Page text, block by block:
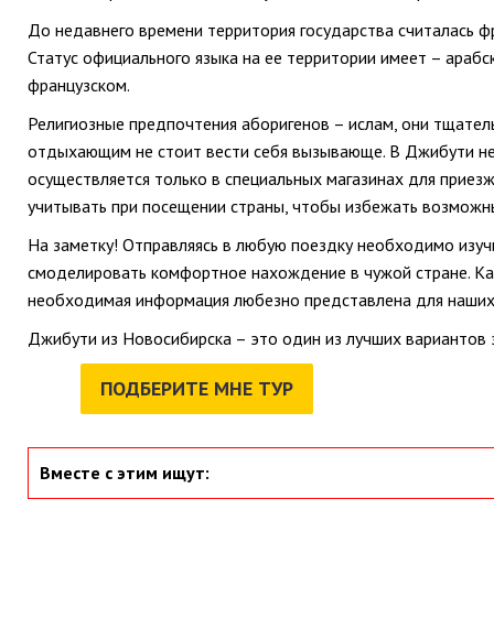
До недавнего времени территория государства считалась
Статус официального языка на ее территории имеет –
французском.
Религиозные предпочтения аборигенов – ислам, они
отдыхающим не стоит вести себя вызывающе. В Джибути
осуществляется только в специальных магазинах для
учитывать при посещении страны, чтобы избежать
На заметку! Отправляясь в любую поездку необходимо
смоделировать комфортное нахождение в чужой стране.
необходимая информация любезно представлена для
Джибути из Новосибирска – это один из лучших
ПОДБЕРИТЕ МНЕ ТУР
Вместе с этим ищут: